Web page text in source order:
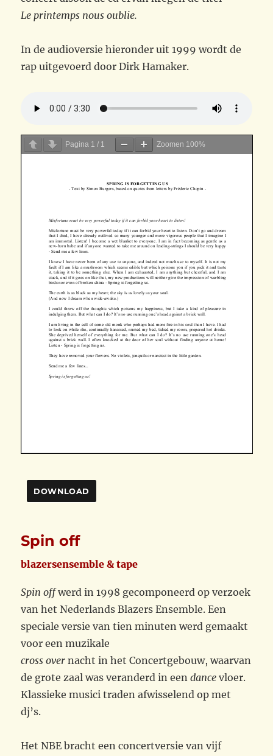
Le printemps nous oublie.
In de audioversie hieronder uit 1999 wordt de
rap uitgevoerd door Dirk Hamaker.
Pagina 1 / 1 Zoomen 100%
DOWNLOAD
Spin off
blazersensemble & tape
Spin offwerd in 1998 gecomponeerd op verzoek
van het Nederlands Blazers Ensemble. Een
speciale versie van tien minuten werd gemaakt
voor een muzikale
cross overnacht in het Concertgebouw, waarvan
de grote zaal was veranderd in eendance vloer.
Klassieke musici traden afwisselend op met
dj’s.
Het NBE bracht een concertversie van vijf